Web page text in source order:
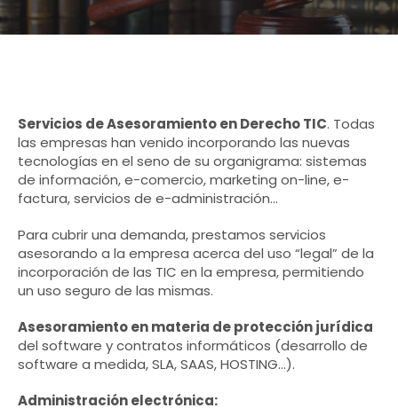
Servicios de Asesoramiento en Derecho TIC. Todas
las empresas han venido incorporando las nuevas
tecnologías en el seno de su organigrama: sistemas
de información, e-comercio, marketing on-line, e-
factura, servicios de e-administración…
Para cubrir una demanda, prestamos servicios
asesorando a la empresa acerca del uso “legal” de la
incorporación de las TIC en la empresa, permitiendo
un uso seguro de las mismas.
Asesoramiento en materia de protección jurídica
del software y contratos informáticos (desarrollo de
software a medida, SLA, SAAS, HOSTING…).
Administración electrónica: